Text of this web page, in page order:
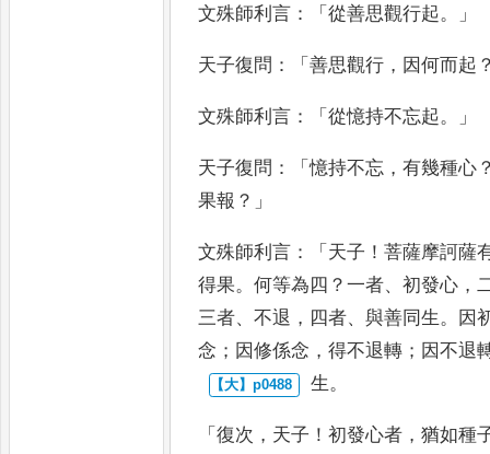
文殊師利言 ：「從善思觀行起。」
天子復問 ：「善思觀行 ， 因何而起
文殊師利言 ：「從憶持不忘起。」
天子復問 ：「憶持不忘 ，有幾種心
果報 ？」
文殊師利言 ：「 天子 ！菩薩摩訶薩
得果。何等為四 ？一者、初發心 ，
三者、不退 ， 四者、與善同生。
因
念 ； 因修係念 ，得不退轉 ； 因不退
生。
「復次 ， 天子 ！初發心者 ，猶如種